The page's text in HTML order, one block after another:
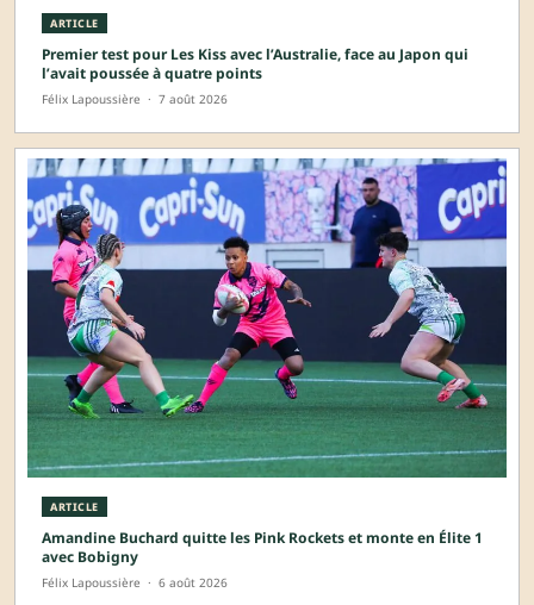
ARTICLE
Premier test pour Les Kiss avec l’Australie, face au Japon qui
l’avait poussée à quatre points
Félix Lapoussière · 7 août 2026
ARTICLE
Amandine Buchard quitte les Pink Rockets et monte en Élite 1
avec Bobigny
Félix Lapoussière · 6 août 2026